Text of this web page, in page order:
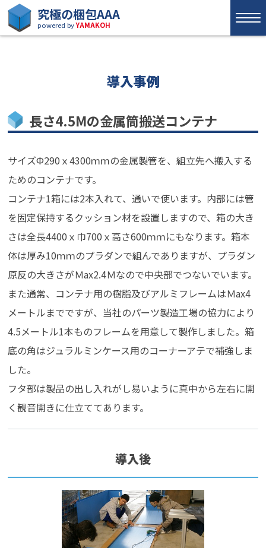
究極の梱包AAA
powered byYAMAKOH
導入事例
長さ4.5Mの金属筒搬送コンテナ
サイズФ290ｘ4300ｍｍの金属製管を、組立先へ搬入する
ためのコンテナです。
コンテナ1箱には2本入れて、通いで使います。内部には管
を固定保持するクッション材を設置しますので、箱の大き
さは全長4400ｘ巾700ｘ高さ600ｍｍにもなります。箱本
体は厚み10ｍｍのプラダンで組んでありますが、プラダン
原反の大きさがＭax2.4Ｍなので中央部でつないでいます。
また通常、コンテナ用の樹脂及びアルミフレームはＭax4
メートルまでですが、当社のパーツ製造工場の協力により
4.5メートル1本ものフレームを用意して製作しました。箱
底の角はジュラルミンケース用のコーナーアテで補強しま
した。
フタ部は製品の出し入れがし易いように真中から左右に開
く観音開きに仕立ててあります。
導入後